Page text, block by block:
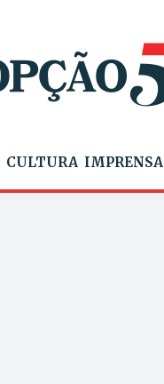
CULTURA IMPRENSA